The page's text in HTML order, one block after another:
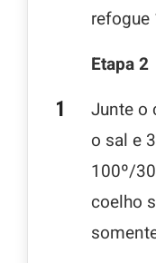
Etapa 2
Junte o
o sal e
100º/
coelho